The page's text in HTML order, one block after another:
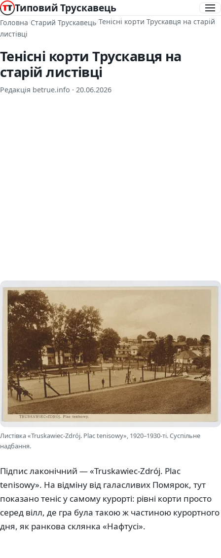
Типовий Трускавець
Головна/Старий Трускавець/Тенісні корти Трускавця на старій
листівці
Тенісні корти Трускавця на
старій листівці
Редакція betrue.info · 20.06.2026
Листівка «Truskawiec-Zdrój. Plac tenisowy», 1920–1930-ті. Суспільне
надбання.
Підпис лаконічний — «Truskawiec-Zdrój. Plac
tenisowy». На відміну від галасливих Помярок, тут
показано теніс у самому курорті: рівні корти просто
серед вілл, де гра була такою ж частиною курортного
дня, як ранкова склянка «Нафтусі».